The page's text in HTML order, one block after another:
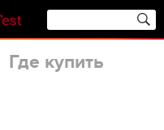
Где купить